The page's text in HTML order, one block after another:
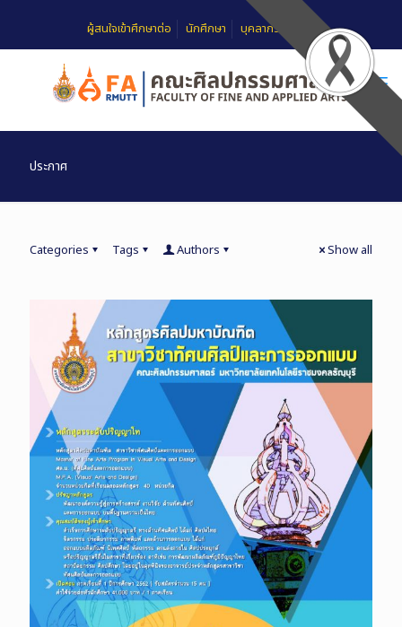
ผู้สนใจเข้าศึกษาต่อ นักศึกษา บุคลากร
ประกาศ
Categories Tags Authors Show all